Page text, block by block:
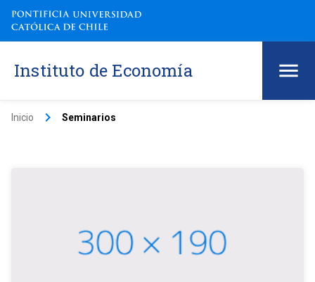
Instituto de Economía
Inicio keyboard_arrow_right Seminarios